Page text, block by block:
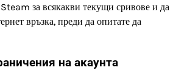
Steam за всякакви текущи сривове и да
връзка, преди да опитате да
на акаунта